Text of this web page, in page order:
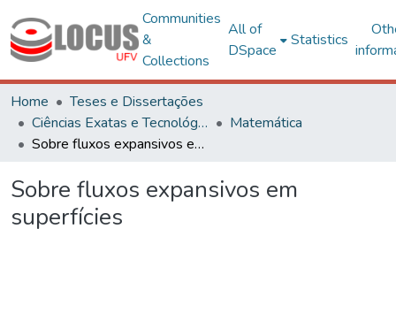
Communities
&
Collections
All of
DSpace
Statistics
Home
Teses e Dissertações
Ciências Exatas e Tecnológicas
Matemática
Sobre fluxos expansivos em superfícies
Sobre fluxos expansivos em
superfícies